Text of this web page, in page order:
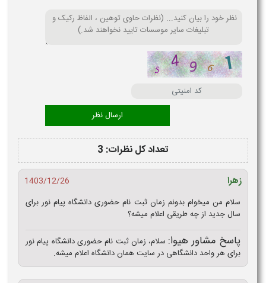
تعداد کل نظرات: 3
زهرا
1403/12/26
سلام من میخوام بدونم زمان ثبت نام حضوری دانشگاه پیام نور برای
سال جدید از چه طریقی اعلام میشه؟
پاسخ مشاور هیوا: سلام، زمان ثبت نام حضوری دانشگاه پیام نور
برای هر واحد دانشگاهی در سایت همان دانشگاه اعلام میشه.